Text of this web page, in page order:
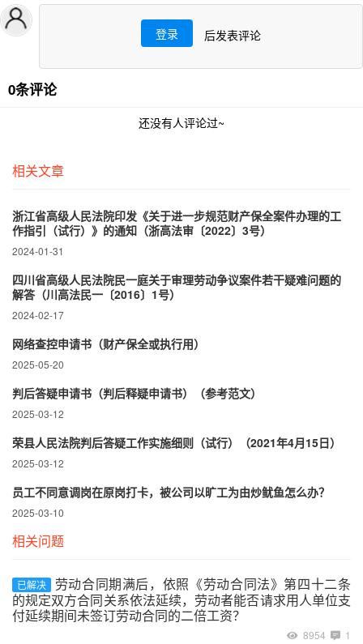
登录 后发表评论
0条评论
还没有人评论过~
相关文章
浙江省高级人民法院印发《关于进一步规范财产保全案件办理的工
作指引（试行）》的通知（浙高法审〔2022〕3号）
2024-01-31
四川省高级人民法院民一庭关于审理劳动争议案件若干疑难问题的
解答（川高法民一〔2016〕1号）
2024-02-17
网络查控申请书（财产保全或执行用）
2025-05-20
判后答疑申请书（判后释疑申请书）（参考范文）
2025-03-12
荣县人民法院判后答疑工作实施细则（试行）（2021年4月15日）
2025-03-12
员工不同意调岗在原岗打卡，被公司以旷工为由炒鱿鱼怎么办？
2025-03-10
相关问题
已解决
劳动合同期满后，依照《劳动合同法》第四十二条
的规定双方合同关系依法延续，劳动者能否请求用人单位支
付延续期间未签订劳动合同的二倍工资？
8954 1